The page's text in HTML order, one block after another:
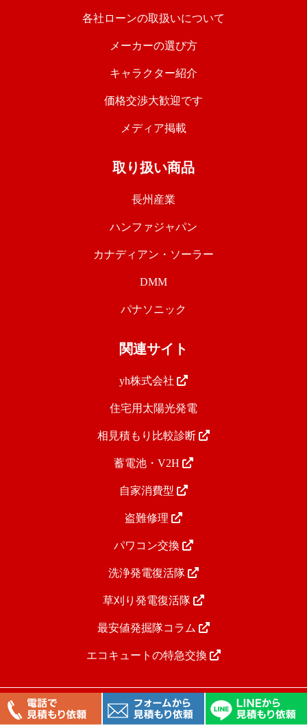
各社ローンの取扱いについて
メーカーの選び方
キャラクター紹介
価格交渉大歓迎です
メディア掲載
取り扱い商品
長州産業
ハンファジャパン
カナディアン・ソーラー
DMM
パナソニック
関連サイト
yh株式会社
住宅用太陽光発電
相見積もり比較診断
蓄電池・V2H
自家消費型
盗難修理
パワコン交換
洗浄発電復活隊
草刈り発電復活隊
最安値発掘隊コラム
エコキュートの特急交換
太陽光発電最安値発掘隊